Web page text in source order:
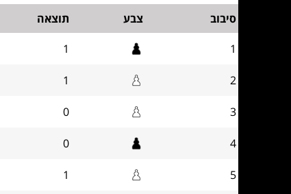
סיבוב צבע תוצאה
1
1
2
1
3
0
4
0
5
1